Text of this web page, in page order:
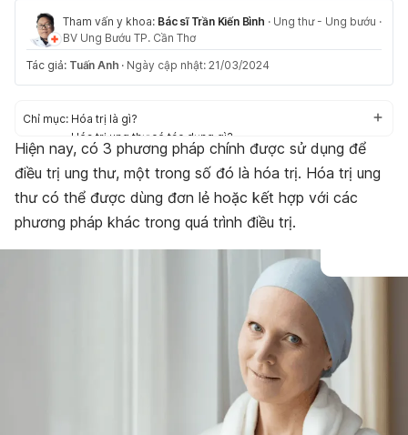
Tham vấn y khoa: Bác sĩ Trần Kiến Bình · Ung thư - Ung bướu ·
BV Ung Bướu TP. Cần Thơ
Tác giả: Tuấn Anh · Ngày cập nhật: 21/03/2024
Chỉ mục: Hóa trị là gì?
Hóa trị ung thư có tác dụng gì?
Bác sĩ áp dụng hóa trị ung thư như thế nào?
Mỗi đợt hóa trị kéo dài bao lâu?
Sức khỏe sau hóa trị
Tác dụng phụ của hóa trị ung thư và các mẹo giảm nhẹ
Hiện nay, có 3 phương pháp chính được sử dụng để
điều trị ung thư, một trong số đó là hóa trị. Hóa trị ung
thư có thể được dùng đơn lẻ hoặc kết hợp với các
phương pháp khác trong quá trình điều trị.